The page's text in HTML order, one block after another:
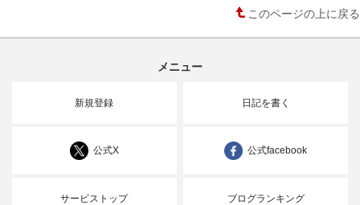
このページの上に戻る
メニュー
新規登録 日記を書く
公式X 公式facebook
サービストップ ブログランキング